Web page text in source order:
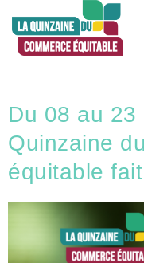
Du 08 au
Quinzaine
équitable